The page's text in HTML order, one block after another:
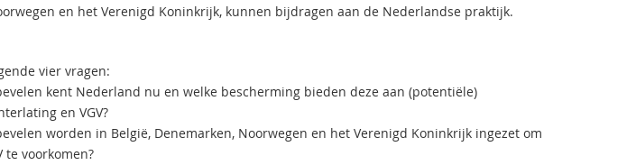
en het Verenigd Koninkrijk, kunnen bijdragen aan de Nederlandse praktijk.
vier vragen:
kent Nederland nu en welke bescherming bieden deze aan (potentiële)
en VGV?
worden in België, Denemarken, Noorwegen en het Verenigd Koninkrijk ingezet om
te voorkomen?